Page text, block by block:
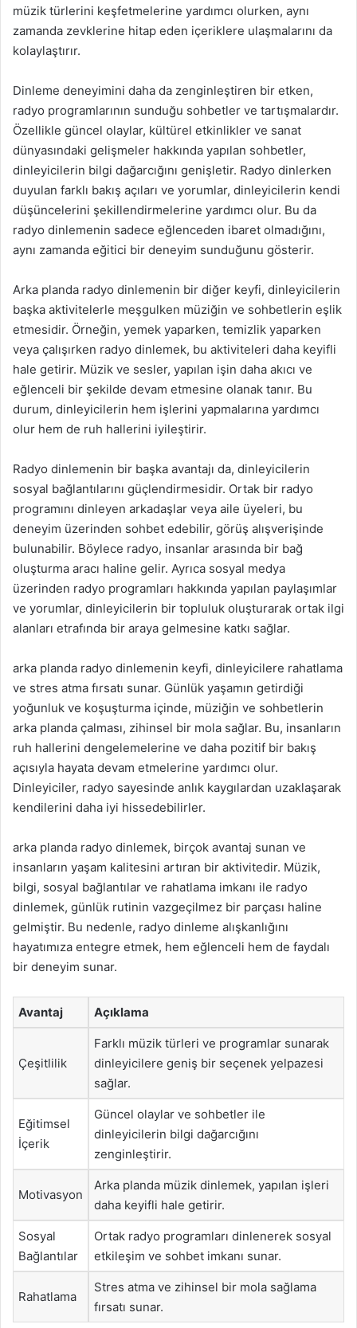
müzik türlerini keşfetmelerine yardımcı olurken, aynı
zamanda zevklerine hitap eden içeriklere ulaşmalarını da
kolaylaştırır.
Dinleme deneyimini daha da zenginleştiren bir etken,
radyo programlarının sunduğu sohbetler ve tartışmalardır.
Özellikle güncel olaylar, kültürel etkinlikler ve sanat
dünyasındaki gelişmeler hakkında yapılan sohbetler,
dinleyicilerin bilgi dağarcığını genişletir. Radyo dinlerken
duyulan farklı bakış açıları ve yorumlar, dinleyicilerin kendi
düşüncelerini şekillendirmelerine yardımcı olur. Bu da
radyo dinlemenin sadece eğlenceden ibaret olmadığını,
aynı zamanda eğitici bir deneyim sunduğunu gösterir.
Arka planda radyo dinlemenin bir diğer keyfi, dinleyicilerin
başka aktivitelerle meşgulken müziğin ve sohbetlerin eşlik
etmesidir. Örneğin, yemek yaparken, temizlik yaparken
veya çalışırken radyo dinlemek, bu aktiviteleri daha keyifli
hale getirir. Müzik ve sesler, yapılan işin daha akıcı ve
eğlenceli bir şekilde devam etmesine olanak tanır. Bu
durum, dinleyicilerin hem işlerini yapmalarına yardımcı
olur hem de ruh hallerini iyileştirir.
Radyo dinlemenin bir başka avantajı da, dinleyicilerin
sosyal bağlantılarını güçlendirmesidir. Ortak bir radyo
programını dinleyen arkadaşlar veya aile üyeleri, bu
deneyim üzerinden sohbet edebilir, görüş alışverişinde
bulunabilir. Böylece radyo, insanlar arasında bir bağ
oluşturma aracı haline gelir. Ayrıca sosyal medya
üzerinden radyo programları hakkında yapılan paylaşımlar
ve yorumlar, dinleyicilerin bir topluluk oluşturarak ortak ilgi
alanları etrafında bir araya gelmesine katkı sağlar.
arka planda radyo dinlemenin keyfi, dinleyicilere rahatlama
ve stres atma fırsatı sunar. Günlük yaşamın getirdiği
yoğunluk ve koşuşturma içinde, müziğin ve sohbetlerin
arka planda çalması, zihinsel bir mola sağlar. Bu, insanların
ruh hallerini dengelemelerine ve daha pozitif bir bakış
açısıyla hayata devam etmelerine yardımcı olur.
Dinleyiciler, radyo sayesinde anlık kaygılardan uzaklaşarak
kendilerini daha iyi hissedebilirler.
arka planda radyo dinlemek, birçok avantaj sunan ve
insanların yaşam kalitesini artıran bir aktivitedir. Müzik,
bilgi, sosyal bağlantılar ve rahatlama imkanı ile radyo
dinlemek, günlük rutinin vazgeçilmez bir parçası haline
gelmiştir. Bu nedenle, radyo dinleme alışkanlığını
hayatımıza entegre etmek, hem eğlenceli hem de faydalı
bir deneyim sunar.
Avantaj Açıklama
Çeşitlilik
Farklı müzik türleri ve programlar sunarak
dinleyicilere geniş bir seçenek yelpazesi
sağlar.
Eğitimsel
İçerik
Güncel olaylar ve sohbetler ile
dinleyicilerin bilgi dağarcığını
zenginleştirir.
Motivasyon
Arka planda müzik dinlemek, yapılan işleri
daha keyifli hale getirir.
Sosyal
Bağlantılar
Ortak radyo programları dinlenerek sosyal
etkileşim ve sohbet imkanı sunar.
Rahatlama
Stres atma ve zihinsel bir mola sağlama
fırsatı sunar.